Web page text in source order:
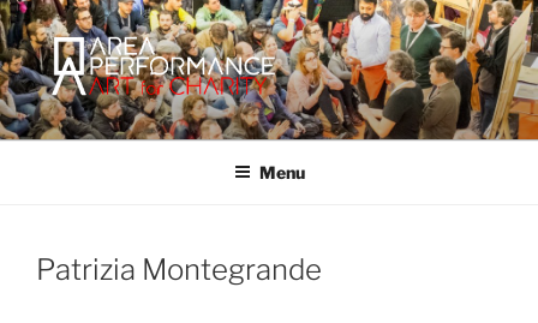
Salta
al
contenuto
AREA PERFORMANCE
Sito ufficiale della Onlus Area Performance.
Menu
Patrizia Montegrande